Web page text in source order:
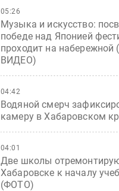
Музыка и искусство:
победе над Японией
проходит на
ВИДЕО)
05:26
Водяной смерч
камеру в Хабаровском
04:42
Две школы
Хабаровске к началу
(ФОТО)
04:01